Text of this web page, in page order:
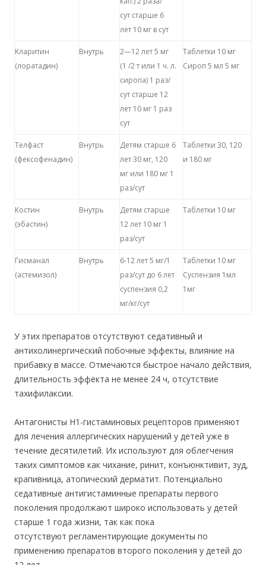
сут старше 6
лет 10 мг в сут
Кларитин
(лоратадин)
Внутрь
2—12 лет 5 мг
(1 /2 т или 1 ч. л.
сиропа) 1 раз/
сут старше 12
лет 10 мг 1 раз
сут
Таблетки 10 мг
Сироп 5 мл 5 мг
Телфаст
(фексофенадин)
Внутрь
Детям старше 6
лет 30 мг, 120
мг или 180 мг 1
раз/сут
Таблетки 30, 120
и 180 мг
Костин
(эбастин)
Внутрь
Детям старше
12 лет 10 мг 1
раз/сут
Таблетки 10 мг
Гисманал
(астемизол)
Внутрь
6-12 лет 5 мг/1
раз/сут до 6 лет
суспензия 0,2
мг/кг/сут
Таблетки 10 мг
Суспензия 1мл
1мг
У этих препаратов отсутствуют седативный и
антихолинергический побочные эффекты, влияние на
прибавку в массе. Отмечаются быстрое начало действия,
длительность эффекта не менее 24 ч, отсутствие
тахифилаксии.
Антагонисты Н1-гистаминовых рецепторов применяют
для лечения аллергических нарушений у детей уже в
течение десятилетий. Их используют для облегчения
таких симптомов как чихание, ринит, конъюнктивит, зуд,
крапивница, атопический дерматит. Потенциально
седативные антигистаминные препараты первого
поколения продолжают широко использовать у детей
старше 1 года жизни, так как пока
отсутствуют регламентирующие документы по
применению препаратов второго поколения у детей до